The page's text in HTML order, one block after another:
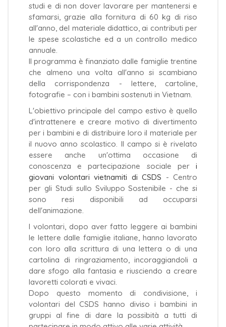
studi e di non dover lavorare per mantenersi e
sfamarsi, grazie alla fornitura di 60 kg di riso
all'anno, del materiale didattico, ai contributi per
le spese scolastiche ed a un controllo medico
annuale.
Il programma è finanziato dalle famiglie trentine
che almeno una volta all'anno si scambiano
della corrispondenza - lettere, cartoline,
fotografie – con i bambini sostenuti in Vietnam.
L'obiettivo principale del campo estivo è quello
d'intrattenere e creare motivo di divertimento
per i bambini e di distribuire loro il materiale per
il nuovo anno scolastico. Il campo si è rivelato
essere anche un'ottima occasione di
conoscenza e partecipazione sociale per i
giovani volontari vietnamiti di CSDS - Centro
per gli Studi sullo Sviluppo Sostenibile - che si
sono resi disponibili ad occuparsi
dell'animazione.
I volontari, dopo aver fatto leggere ai bambini
le lettere dalle famiglie italiane, hanno lavorato
con loro alla scrittura di una lettera o di una
cartolina di ringraziamento, incoraggiandoli a
dare sfogo alla fantasia e riusciendo a creare
lavoretti colorati e vivaci.
Dopo questo momento di condivisione, i
volontari del CSDS hanno diviso i bambini in
gruppi al fine di dare la possibità a tutti di